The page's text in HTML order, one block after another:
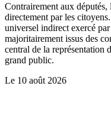
Contrairement aux députés,
directement par les
universel indirect exercé
majoritairement issus des
central de la représentation
grand public.
Le 10 août 2026